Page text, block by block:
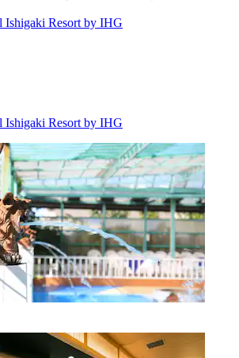
Ishigaki Resort by IHG
Ishigaki Resort by IHG